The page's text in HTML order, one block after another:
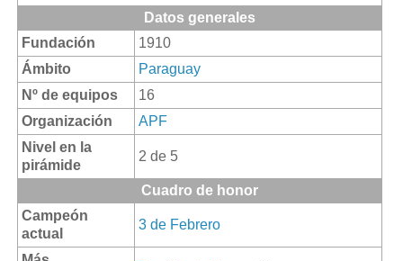
Datos generales
Fundación
1910
Ámbito
Paraguay
Nº de equipos
16
Organización
APF
Nivel en la
pirámide
2 de 5
Cuadro de honor
Campeón
actual
3 de Febrero